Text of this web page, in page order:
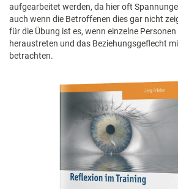
aufgearbeitet werden, da hier oft
auch wenn die Betroffenen dies gar nicht
für die Übung ist es, wenn einzelne
heraustreten und das Beziehungsgeflecht
betrachten.